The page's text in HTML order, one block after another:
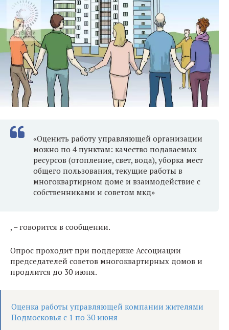
«Оценить работу управляющей организации
можно по 4 пунктам: качество подаваемых
ресурсов (отопление, свет, вода), уборка мест
общего пользования, текущие работы в
многоквартирном доме и взаимодействие с
собственниками и советом мкд»
, – говорится в сообщении.
Опрос проходит при поддержке Ассоциации
председателей советов многоквартирных домов и
продлится до 30 июня.
Оценка работы управляющей компании жителями
Подмосковья с 1 по 30 июня